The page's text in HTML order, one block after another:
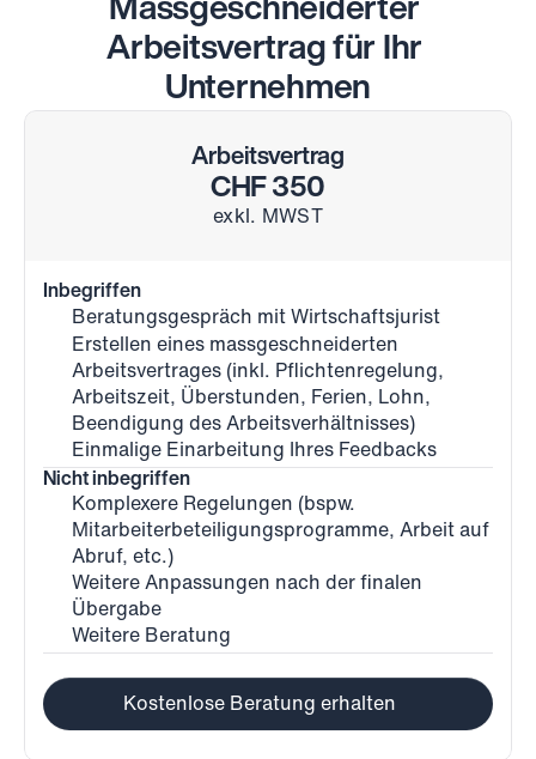
Massgeschneiderter
Arbeitsvertrag für Ihr
Unternehmen
Arbeitsvertrag
CHF 350
exkl. MWST
Inbegriffen
Beratungsgespräch mit Wirtschaftsjurist
Erstellen eines massgeschneiderten
Arbeitsvertrages (inkl. Pflichtenregelung,
Arbeitszeit, Überstunden, Ferien, Lohn,
Beendigung des Arbeitsverhältnisses)
Einmalige Einarbeitung Ihres Feedbacks
Nicht inbegriffen
Komplexere Regelungen (bspw.
Mitarbeiterbeteiligungsprogramme, Arbeit auf
Abruf, etc.)
Weitere Anpassungen nach der finalen
Übergabe
Weitere Beratung
Kostenlose Beratung erhalten